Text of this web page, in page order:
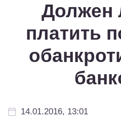
Должен
платить
14.01.2016, 13:01